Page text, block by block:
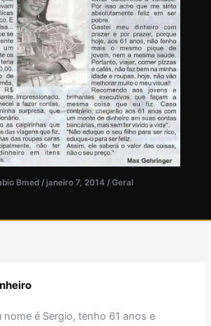
Bmed / janeiro 7, 2014 / Geral
nome é Sergio, tenho 61 anos e